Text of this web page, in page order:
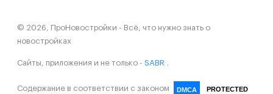
© 2026, ПроНовостройки - Всё, что нужно знать о
новостройках
Сайты, приложения и не только - SABR
Содержание в соответствии с законом DMCA PROTECTED